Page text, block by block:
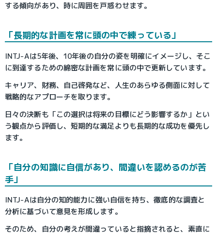
する傾向があり、時に周囲を戸惑わせます。
「長期的な計画を常に頭の中で練っている」
INTJ-Aは5年後、10年後の自分の姿を明確にイメージし、そこ
に到達するための綿密な計画を常に頭の中で更新しています。
キャリア、財務、自己啓発など、人生のあらゆる側面に対して
戦略的なアプローチを取ります。
日々の決断も「この選択は将来の目標にどう影響するか」とい
う観点から評価し、短期的な満足よりも長期的な成功を優先し
ます。
「自分の知識に自信があり、間違いを認めるのが苦
手」
INTJ-Aは自分の知的能力に強い自信を持ち、徹底的な調査と
分析に基づいて意見を形成します。
そのため、自分の考えが間違っていると指摘されると、素直に